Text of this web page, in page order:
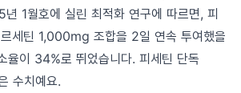
1월호에 실린 최적화 연구에 따르면, 피
세틴 1,000mg 조합을 2일 연속 투여했을
율이 34%로 뛰었습니다. 피세틴 단독
수치예요.